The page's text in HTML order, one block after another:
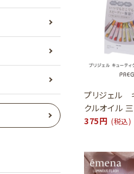
プリジェル
クルオイル
375円 (税込)